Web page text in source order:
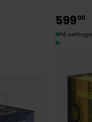
59900
På